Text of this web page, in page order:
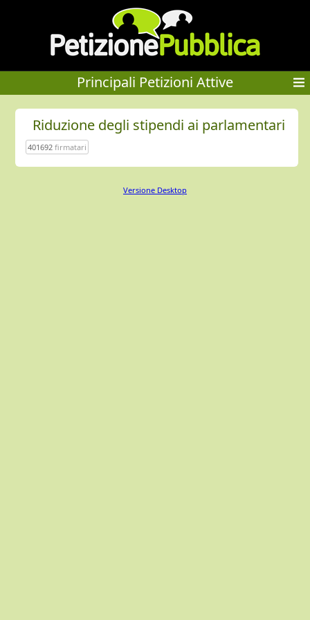
Principali Petizioni Attive
Riduzione degli stipendi ai parlamentari
401692firmatari
Versione Desktop